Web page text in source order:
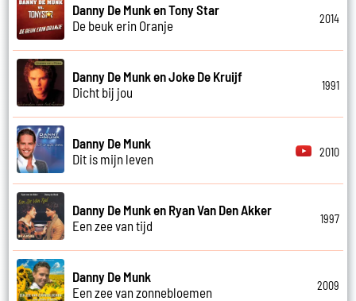
Danny De Munk en Tony Star
De beuk erin Oranje
2014
Danny De Munk en Joke De Kruijf
Dicht bij jou
1991
Danny De Munk
Dit is mijn leven
2010
Danny De Munk en Ryan Van Den Akker
Een zee van tijd
1997
Danny De Munk
Een zee van zonnebloemen
2009